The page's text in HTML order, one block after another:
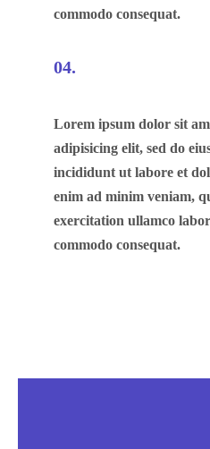
commodo consequat.
04.
Lorem ipsum dolor sit
adipisicing elit, sed do
incididunt ut labore et
enim ad minim veniam,
exercitation ullamco
commodo consequat.